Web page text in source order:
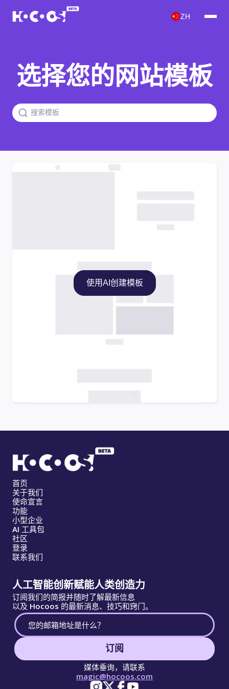
ZH
选择您的网站模板
使用AI创建模板
首页
关于我们
使命宣言
功能
小型企业
AI 工具包
社区
登录
联系我们
人工智能创新赋能人类创造力
订阅我们的简报并随时了解最新信息
以及 Hocoos 的最新消息、技巧和窍门。
订阅
媒体垂询，请联系
magic@hocoos.com